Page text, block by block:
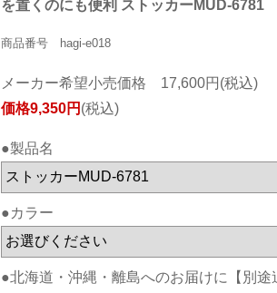
を置くのにも便利 ストッカーMUD-6781
商品番号 hagi-e018
メーカー希望小売価格 17,600円(税込)
価格9,350円 (税込)
●製品名
●カラー
●北海道・沖縄・離島へのお届けに【別